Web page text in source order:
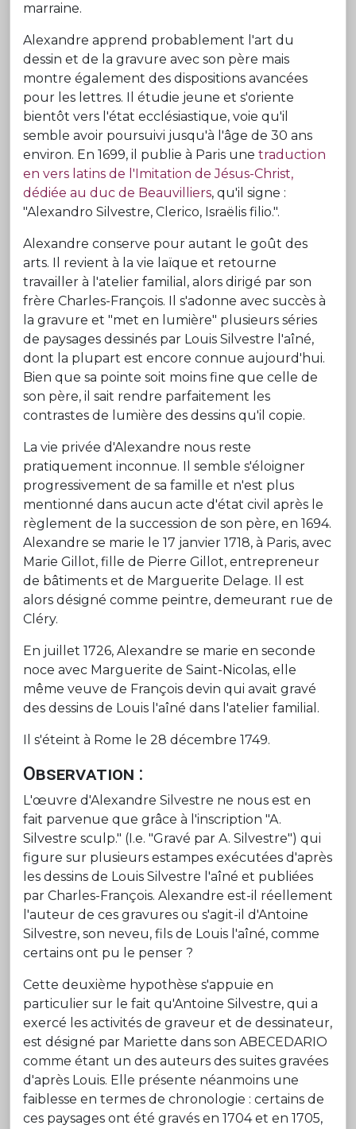
marraine.
Alexandre apprend probablement l'art du
dessin et de la gravure avec son père mais
montre également des dispositions avancées
pour les lettres. Il étudie jeune et s'oriente
bientôt vers l'état ecclésiastique, voie qu'il
semble avoir poursuivi jusqu'à l'âge de 30 ans
environ. En 1699, il publie à Paris une traduction
en vers latins de l'Imitation de Jésus-Christ,
dédiée au duc de Beauvilliers, qu'il signe :
"Alexandro Silvestre, Clerico, Israëlis filio.".
Alexandre conserve pour autant le goût des
arts. Il revient à la vie laïque et retourne
travailler à l'atelier familial, alors dirigé par son
frère Charles-François. Il s'adonne avec succès à
la gravure et "met en lumière" plusieurs séries
de paysages dessinés par Louis Silvestre l'aîné,
dont la plupart est encore connue aujourd'hui.
Bien que sa pointe soit moins fine que celle de
son père, il sait rendre parfaitement les
contrastes de lumière des dessins qu'il copie.
La vie privée d'Alexandre nous reste
pratiquement inconnue. Il semble s'éloigner
progressivement de sa famille et n'est plus
mentionné dans aucun acte d'état civil après le
règlement de la succession de son père, en 1694.
Alexandre se marie le 17 janvier 1718, à Paris, avec
Marie Gillot, fille de Pierre Gillot, entrepreneur
de bâtiments et de Marguerite Delage. Il est
alors désigné comme peintre, demeurant rue de
Cléry.
En juillet 1726, Alexandre se marie en seconde
noce avec Marguerite de Saint-Nicolas, elle
même veuve de François devin qui avait gravé
des dessins de Louis l'aîné dans l'atelier familial.
Il s'éteint à Rome le 28 décembre 1749.
Observation :
L'œuvre d'Alexandre Silvestre ne nous est en
fait parvenue que grâce à l'inscription "A.
Silvestre sculp." (I.e. "Gravé par A. Silvestre") qui
figure sur plusieurs estampes exécutées d'après
les dessins de Louis Silvestre l'aîné et publiées
par Charles-François. Alexandre est-il réellement
l'auteur de ces gravures ou s'agit-il d'Antoine
Silvestre, son neveu, fils de Louis l'aîné, comme
certains ont pu le penser ?
Cette deuxième hypothèse s'appuie en
particulier sur le fait qu'Antoine Silvestre, qui a
exercé les activités de graveur et de dessinateur,
est désigné par Mariette dans son ABECEDARIO
comme étant un des auteurs des suites gravées
d'après Louis. Elle présente néanmoins une
faiblesse en termes de chronologie : certains de
ces paysages ont été gravés en 1704 et en 1705,